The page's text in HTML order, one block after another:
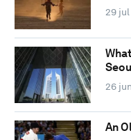
29 jul
26
An